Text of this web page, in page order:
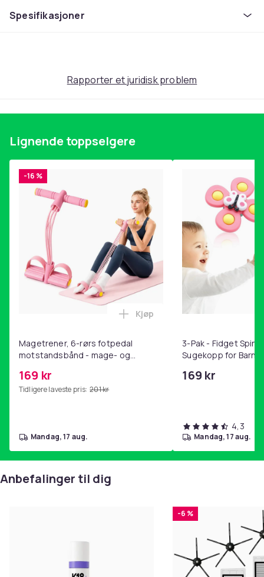
900
Produktsikkerhetsinformasjon
Spesifikasjoner
Rapporter et juridisk problem
Lignende toppselgere
-16 %
Magetrener, 6-rørs fotpedal
motstandsbånd - mage- og
hjemmegymnastikk Pink
169 kr
Tidligere laveste pris: 201 kr
Legg Magetrener, 6-rørs
Kjøp
mandag, 17 aug.
3-Pak - Fidget
Sugekopp for Barn
169 kr
4,3
mandag, 17 aug.
Anbefalinger til dig
-6 %